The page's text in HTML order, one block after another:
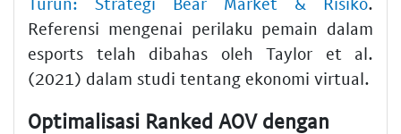
Referensi mengenai perilaku pemain dalam
esports telah dibahas oleh Taylor et al.
(2021) dalam studi tentang ekonomi virtual.
Optimalisasi Ranked AOV dengan